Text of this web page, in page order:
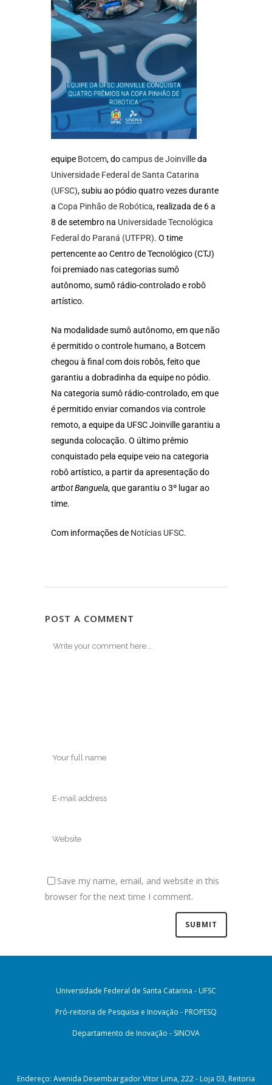
equipe Botcem, docampus de Joinvilleda
Universidade Federal de Santa Catarina
(UFSC), subiu ao pódio quatro vezes durante
a Copa Pinhão de Robótica, realizada de 6 a
8 de setembro na Universidade Tecnológica
Federal do Paraná (UTFPR). O time
pertencente ao Centro de Tecnológico (CTJ)
foi premiado nas categorias sumô
autônomo, sumô rádio-controlado e robô
artístico.
Na modalidade sumô autônomo, em que não
é permitido o controle humano, a Botcem
chegou à final com dois robôs, feito que
garantiu a dobradinha da equipe no pódio.
Na categoria sumô rádio-controlado, em que
é permitido enviar comandos via controle
remoto, a equipe da UFSC Joinville garantiu a
segunda colocação. O último prêmio
conquistado pela equipe veio na categoria
robô artístico, a partir da apresentação do
artbot Banguela, que garantiu o 3º lugar ao
time.
Com informações de Notícias UFSC.
POST A COMMENT
Save my name, email, and website in this
browser for the next time I comment.
Universidade Federal de Santa Catarina - UFSC
Pró-reitoria de Pesquisa e Inovação - PROPESQ
Departamento de Inovação - SINOVA
Endereço: Avenida Desembargador Vitor Lima, 222 - Loja 03, Reitoria